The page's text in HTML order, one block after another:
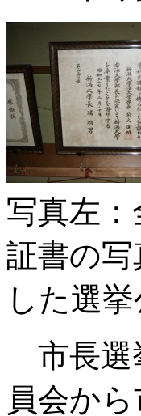
写真左
証書の
した選挙
市長選
員会か